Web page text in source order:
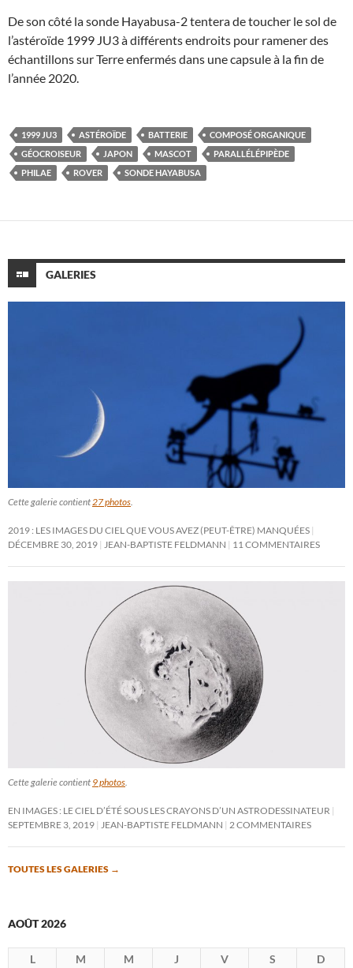
De son côté la sonde Hayabusa-2 tentera de toucher le sol de
l’astéroïde 1999 JU3 à différents endroits pour ramener des
échantillons sur Terre enfermés dans une capsule à la fin de
l’année 2020.
1999 JU3 ASTÉROÏDE BATTERIE
COMPOSÉ ORGANIQUE
GÉOCROISEUR
JAPON MASCOT
PARALLÉLÉPIPÈDE
PHILAE
ROVER SONDE HAYABUSA
GALERIES
Cette galerie contient27 photos.
2019 : LES IMAGES DU CIEL QUE VOUS AVEZ (PEUT-ÊTRE) MANQUÉES
DÉCEMBRE 30, 2019 JEAN-BAPTISTE FELDMANN 11 COMMENTAIRES
Cette galerie contient 9 photos.
EN IMAGES : LE CIEL D’ÉTÉ SOUS LES CRAYONS D’UN ASTRODESSINATEUR
SEPTEMBRE 3, 2019 JEAN-BAPTISTE FELDMANN 2 COMMENTAIRES
TOUTES LES GALERIES →
AOÛT 2026
L M M J V S D